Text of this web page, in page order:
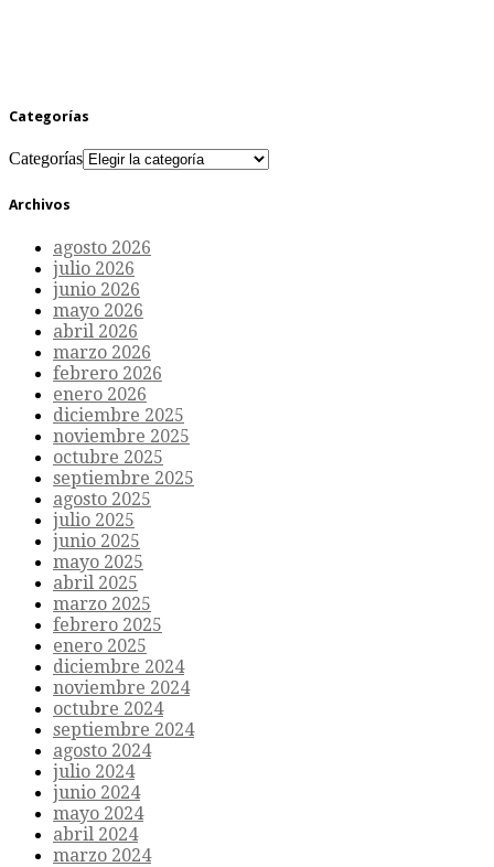
Categorías
Categorías
Archivos
agosto 2026
julio 2026
junio 2026
mayo 2026
abril 2026
marzo 2026
febrero 2026
enero 2026
diciembre 2025
noviembre 2025
octubre 2025
septiembre 2025
agosto 2025
julio 2025
junio 2025
mayo 2025
abril 2025
marzo 2025
febrero 2025
enero 2025
diciembre 2024
noviembre 2024
octubre 2024
septiembre 2024
agosto 2024
julio 2024
junio 2024
mayo 2024
abril 2024
marzo 2024